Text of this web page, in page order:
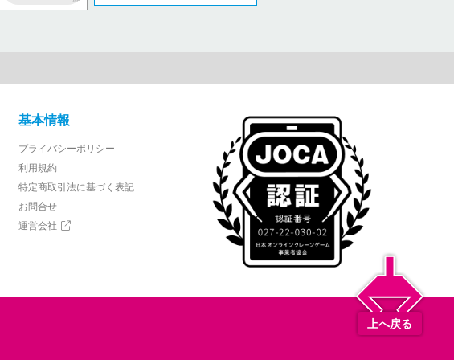
基本情報
プライバシーポリシー
利用規約
特定商取引法に基づく表記
お問合せ
運営会社
上へ戻る